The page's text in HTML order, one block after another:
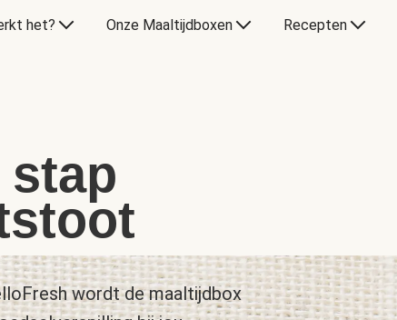
het? Onze Maaltijdboxen Recepten
wordt de maaltijdbox